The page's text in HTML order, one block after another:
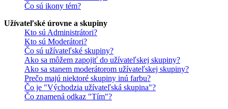
Čo sú ikony tém?
Užívateľské úrovne a skupiny
Kto sú Administrátori?
Kto sú Moderátori?
Čo sú užívateľské skupiny?
Ako sa môžem zapojiť do užívateľskej skupiny?
Ako sa stanem moderátorom užívateľskej skupiny?
Prečo majú niektoré skupiny inú farbu?
Čo je "Východzia užívateľská skupina"?
Čo znamená odkaz "Tím"?